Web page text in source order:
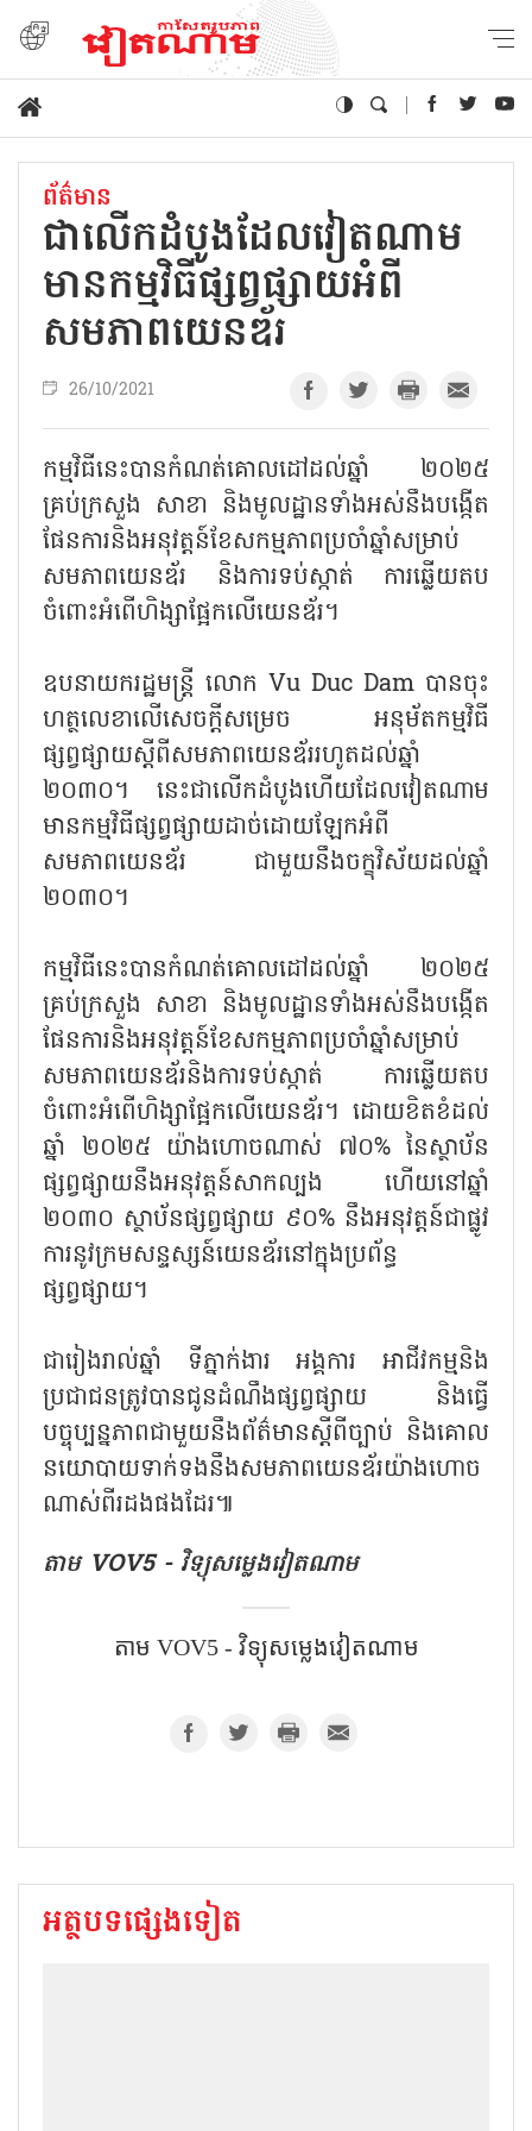
ព័ត៌មាន
ជាលើកដំបូងដែលវៀតណាម
មានកម្មវិធីផ្សព្វផ្សាយអំពី
សមភាពយេនឌ័រ
26/10/2021
កម្មវិធីនេះបានកំណត់គោលដៅដល់ឆ្នាំ ២០២៥
គ្រប់ក្រសួង សាខា និងមូលដ្ឋានទាំងអស់នឹងបង្កើត
ផែនការនិងអនុវត្តន៍ខែសកម្មភាពប្រចាំឆ្នាំសម្រាប់
សមភាពយេនឌ័រ និងការទប់ស្កាត់ ការឆ្លើយតប
ចំពោះអំពើហិង្សាផ្អែកលើយេនឌ័រ។
ឧបនាយករដ្ឋមន្ត្រី លោក Vu Duc Dam បានចុះ
ហត្ថលេខាលើសេចក្តីសម្រេច អនុម័តកម្មវិធី
ផ្សព្វផ្សាយស្តីពីសមភាពយេនឌ័ររហូតដល់ឆ្នាំ
២០៣០។ នេះជាលើកដំបូងហើយដែលវៀតណាម
មានកម្មវិធីផ្សព្វផ្សាយដាច់ដោយឡែកអំពី
សមភាពយេនឌ័រ ជាមួយនឹងចក្ខុវិស័យដល់ឆ្នាំ
២០៣០។
កម្មវិធីនេះបានកំណត់គោលដៅដល់ឆ្នាំ ២០២៥
គ្រប់ក្រសួង សាខា និងមូលដ្ឋានទាំងអស់នឹងបង្កើត
ផែនការនិងអនុវត្តន៍ខែសកម្មភាពប្រចាំឆ្នាំសម្រាប់
សមភាពយេនឌ័រនិងការទប់ស្កាត់ ការឆ្លើយតប
ចំពោះអំពើហិង្សាផ្អែកលើយេនឌ័រ។ ដោយខិតខំដល់
ឆ្នាំ ២០២៥ យ៉ាងហោចណាស់ ៧០% នៃស្ថាប័ន
ផ្សព្វផ្សាយនឹងអនុវត្តន៍សាកល្បង ហើយនៅឆ្នាំ
២០៣០ ស្ថាប័នផ្សព្វផ្សាយ ៩០% នឹងអនុវត្តន៍ជាផ្លូវ
ការនូវក្រមសន្ទស្សន៍យេនឌ័រនៅក្នុងប្រព័ន្ធ
ផ្សព្វផ្សាយ។
ជារៀងរាល់ឆ្នាំ ទីភ្នាក់ងារ អង្គការ អាជីវកម្មនិង
ប្រជាជនត្រូវបានជូនដំណឹងផ្សព្វផ្សាយ និងធ្វើ
បច្ចុប្បន្នភាពជាមួយនឹងព័ត៌មានស្តីពីច្បាប់ និងគោល
នយោបាយទាក់ទងនឹងសមភាពយេនឌ័រយ៉ាងហោច
ណាស់ពីរដងផងដែរ៕
តាម VOV5 - វិទ្យុសម្លេងវៀតណាម
តាម VOV5 - វិទ្យុសម្លេងវៀតណាម
អត្ថបទផ្សេងទៀត